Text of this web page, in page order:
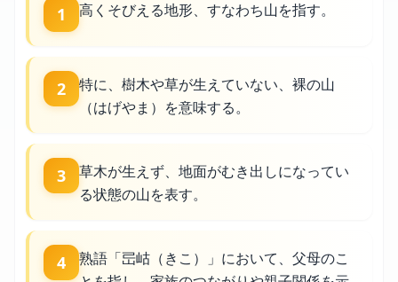
1 高くそびえる地形、すなわち山を指す。
2
特に、樹木や草が生えていない、裸の山
（はげやま）を意味する。
3
草木が生えず、地面がむき出しになってい
る状態の山を表す。
4
熟語「㞯岵（きこ）」において、父母のこ